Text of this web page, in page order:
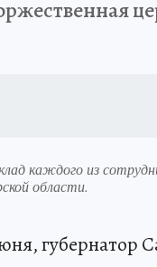
СЧАСТЬЕ В СЕМЬЕ
каждого из
области.
губернатор